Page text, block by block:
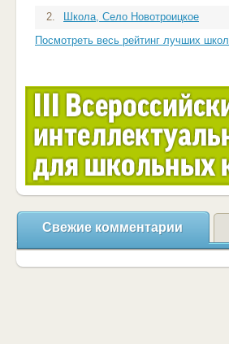
2.
Школа, Село Новотроицкое
Посмотреть весь рейтинг лучших школ
Свежие комментарии